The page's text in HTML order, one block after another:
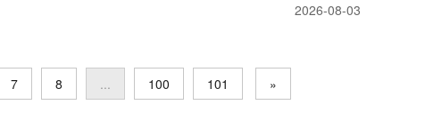
2026-08-03
7 8 ... 100 101 »